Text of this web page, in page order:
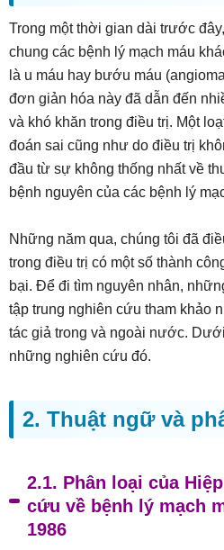
Trong một thời gian dài trước
chung các bệnh lý mạch máu
là u máu hay bướu máu
đơn giản hóa này đã dẫn đến
và khó khăn trong điều trị. Một
đoán sai cũng như do điều trị
đầu từ sự không thống nhất về
bệnh nguyên của các bệnh lý
Những năm qua, chúng tôi đã
trong điều trị có một số thành
bại. Để đi tìm nguyên nhân,
tập trung nghiên cứu tham khảo
tác giả trong và ngoài nước.
những nghiên cứu đó.
2. Thuật ngữ và
2.1. Phân loại của
cứu về bệnh lý mạch
1986